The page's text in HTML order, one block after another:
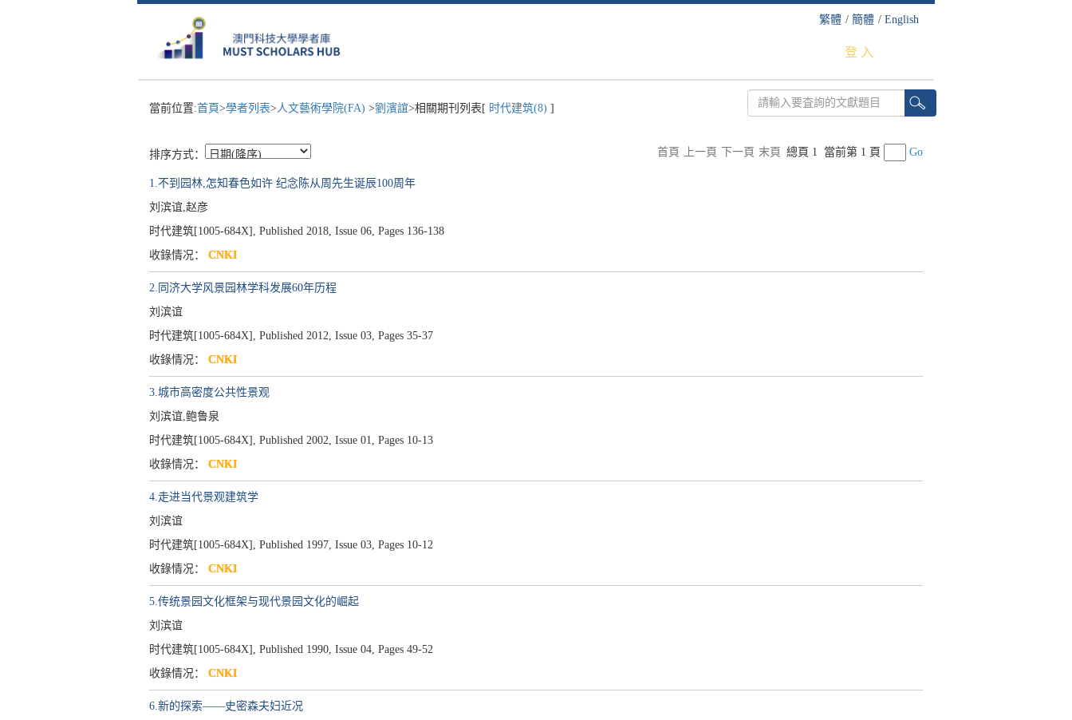
繁體 / 簡體 / English
登 入
當前位置:首頁>學者列表>人文藝術學院(FA) >劉濱誼>相關期刊列表[ 时代建筑(8) ]
排序方式： 首頁 上一頁 下一頁 末頁 總頁 1 當前第 1 頁 Go
1.不到园林,怎知春色如许 纪念陈从周先生诞辰100周年
刘滨谊,赵彦
时代建筑[1005-684X], Published 2018, Issue 06, Pages 136-138
收錄情况： CNKI
2.同济大学风景园林学科发展60年历程
刘滨谊
时代建筑[1005-684X], Published 2012, Issue 03, Pages 35-37
收錄情况： CNKI
3.城市高密度公共性景观
刘滨谊,鲍鲁泉
时代建筑[1005-684X], Published 2002, Issue 01, Pages 10-13
收錄情况： CNKI
4.走进当代景观建筑学
刘滨谊
时代建筑[1005-684X], Published 1997, Issue 03, Pages 10-12
收錄情况： CNKI
5.传统景园文化框架与现代景园文化的崛起
刘滨谊
时代建筑[1005-684X], Published 1990, Issue 04, Pages 49-52
收錄情况： CNKI
6.新的探索——史密森夫妇近况